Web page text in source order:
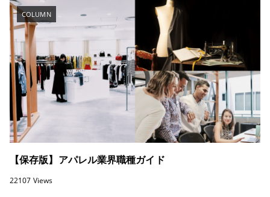
COLUMN
【保存版】アパレル業界職種ガイド
22107 Views